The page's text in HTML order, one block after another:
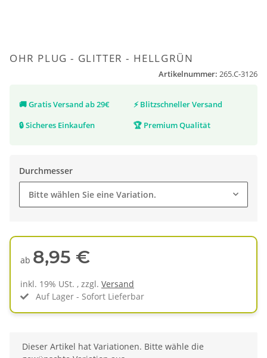
OHR PLUG - GLITTER - HELLGRÜN
Artikelnummer: 265.C-3126
🚚Gratis Versand ab 29€ ⚡ Blitzschneller Versand
🔒Sicheres Einkaufen 🏆 Premium Qualität
Durchmesser
Bitte wählen Sie eine Variation.
ab 8,95 €
inkl. 19% USt. , zzgl. Versand
Auf Lager - Sofort Lieferbar
x
Dieser Artikel hat Variationen. Bitte wähle die